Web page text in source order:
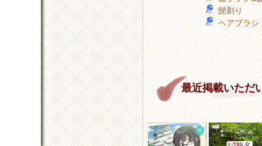
髭剃り
ヘアブラシ
最近掲載いただ